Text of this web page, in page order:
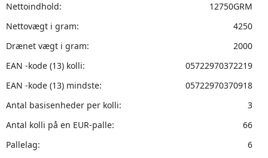
Nettoindhold:
12750GRM
Nettovægt i gram:
4250
Drænet vægt i gram:
2000
EAN -kode (13) kolli:
05722970372219
EAN -kode (13) mindste:
05722970370918
Antal basisenheder per kolli:
3
Antal kolli på en EUR-palle:
66
Pallelag:
6